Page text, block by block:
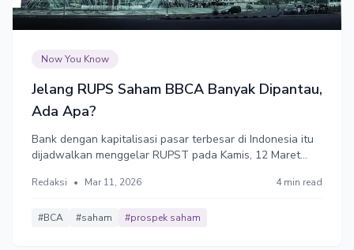
Now You Know
Jelang RUPS Saham BBCA Banyak Dipantau,
Ada Apa?
Bank dengan kapitalisasi pasar terbesar di Indonesia itu
dijadwalkan menggelar RUPST pada Kamis, 12 Maret
yang konsisten membagikan dividen dengan rasio yang
Redaksi • Mar 11, 2026 4 min read
#BCA #saham #prospek saham